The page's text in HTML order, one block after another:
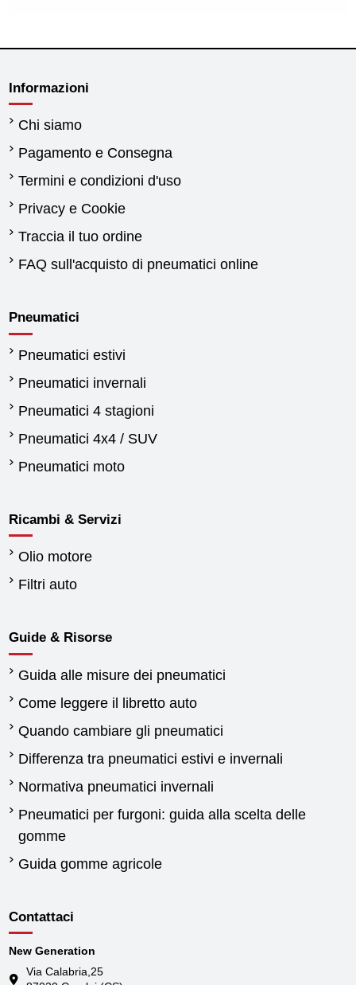
Informazioni
Chi siamo
Pagamento e Consegna
Termini e condizioni d'uso
Privacy e Cookie
Traccia il tuo ordine
FAQ sull'acquisto di pneumatici online
Pneumatici
Pneumatici estivi
Pneumatici invernali
Pneumatici 4 stagioni
Pneumatici 4x4 / SUV
Pneumatici moto
Ricambi & Servizi
Olio motore
Filtri auto
Guide & Risorse
Guida alle misure dei pneumatici
Come leggere il libretto auto
Quando cambiare gli pneumatici
Differenza tra pneumatici estivi e invernali
Normativa pneumatici invernali
Pneumatici per furgoni: guida alla scelta delle
gomme
Guida gomme agricole
Contattaci
New Generation
Via Calabria,25